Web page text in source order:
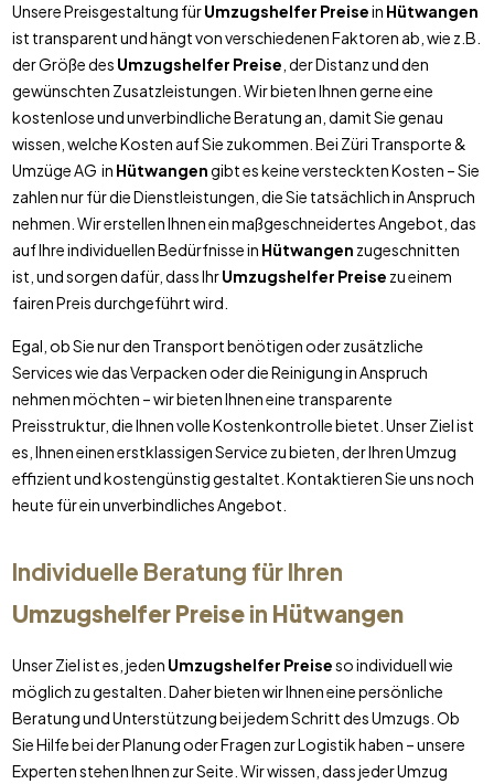
Unsere Preisgestaltung fürUmzugshelfer Preisein Hütwangen
ist transparent und hängt von verschiedenen Faktoren ab, wie z.B.
der Größe des Umzugshelfer Preise , der Distanz und den
gewünschten Zusatzleistungen. Wir bieten Ihnen gerne eine
kostenlose und unverbindliche Beratung an, damit Sie genau
wissen, welche Kosten auf Sie zukommen. Bei Züri Transporte &
Umzüge AG in Hütwangengibt es keine versteckten Kosten – Sie
zahlen nur für die Dienstleistungen, die Sie tatsächlich in Anspruch
nehmen. Wir erstellen Ihnen ein maßgeschneidertes Angebot, das
auf Ihre individuellen Bedürfnisse in Hütwangen zugeschnitten
ist, und sorgen dafür, dass IhrUmzugshelfer Preise zu einem
fairen Preis durchgeführt wird.
Egal, ob Sie nur den Transport benötigen oder zusätzliche
Services wie das Verpacken oder die Reinigung in Anspruch
nehmen möchten – wir bieten Ihnen eine transparente
Preisstruktur, die Ihnen volle Kostenkontrolle bietet. Unser Ziel ist
es, Ihnen einen erstklassigen Service zu bieten, der Ihren Umzug
effizient und kostengünstig gestaltet. Kontaktieren Sie uns noch
heute für ein unverbindliches Angebot.
Individuelle Beratung für Ihren
Umzugshelfer Preisein Hütwangen
Unser Ziel ist es, jeden Umzugshelfer Preiseso individuell wie
möglich zu gestalten. Daher bieten wir Ihnen eine persönliche
Beratung und Unterstützung bei jedem Schritt des Umzugs. Ob
Sie Hilfe bei der Planung oder Fragen zur Logistik haben – unsere
Experten stehen Ihnen zur Seite. Wir wissen, dass jeder Umzug